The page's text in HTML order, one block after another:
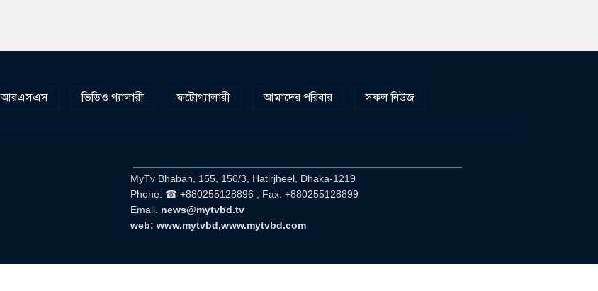
আরএসএস ভিডিও গ্যালারী ফটোগ্যালারী আমাদের পরিবার সকল নিউজ
MyTv Bhaban, 155, 150/3, Hatirjheel, Dhaka-1219
Phone. ☎ +880255128896 ; Fax. +880255128899
Email. news@mytvbd.tv
web: www.mytvbd,www.mytvbd.com